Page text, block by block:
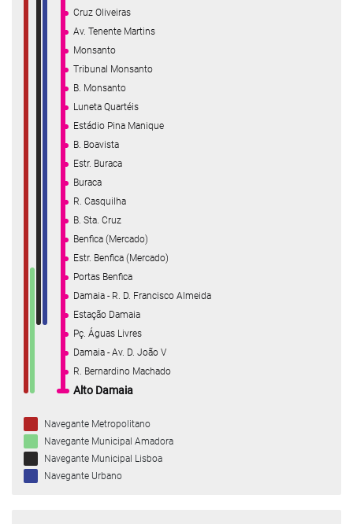
Cruz Oliveiras
Av. Tenente Martins
Monsanto
Tribunal Monsanto
B. Monsanto
Luneta Quartéis
Estádio Pina Manique
B. Boavista
Estr. Buraca
Buraca
R. Casquilha
B. Sta. Cruz
Benfica (Mercado)
Estr. Benfica (Mercado)
Portas Benfica
Damaia - R. D. Francisco Almeida
Estação Damaia
Pç. Águas Livres
Damaia - Av. D. João V
R. Bernardino Machado
Alto Damaia
Navegante Metropolitano
Navegante Municipal Amadora
Navegante Municipal Lisboa
Navegante Urbano